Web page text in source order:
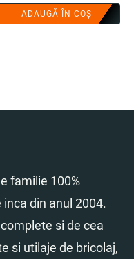
suport inclus - COBI
ADAUGĂ ÎN COȘ
familie 100%
din anul 2004.
si de cea
si utilaje de bricolaj,